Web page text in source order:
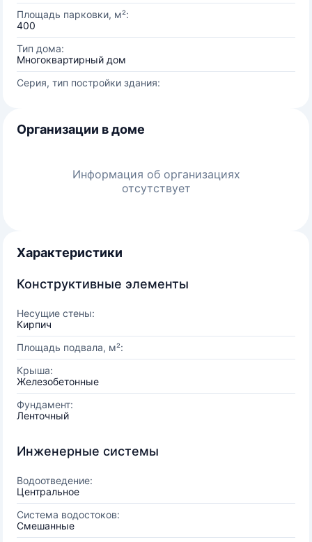
Площадь парковки, м²:
400
Тип дома:
Многоквартирный дом
Серия, тип постройки здания:
Организации в доме
Информация об организациях
отсутствует
Характеристики
Конструктивные элементы
Несущие стены:
Кирпич
Площадь подвала, м²:
Крыша:
Железобетонные
Фундамент:
Ленточный
Инженерные системы
Водоотведение:
Центральное
Система водостоков:
Смешанные